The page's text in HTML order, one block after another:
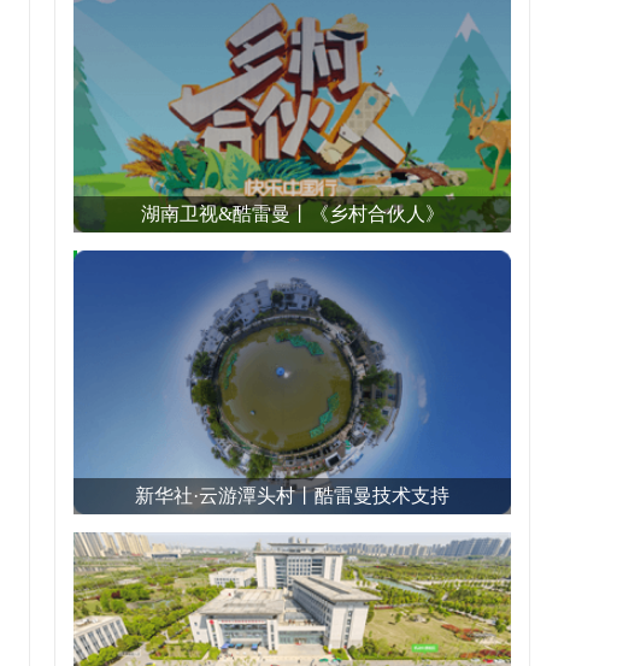
湖南卫视&酷雷曼丨《乡村合伙人》
新华社·云游潭头村丨酷雷曼技术支持